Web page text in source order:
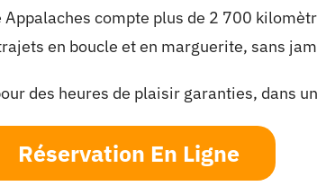
compte plus de 2 700
en boucle et en marguerite, sans
des heures de plaisir garanties, dans un
Réservation En Ligne